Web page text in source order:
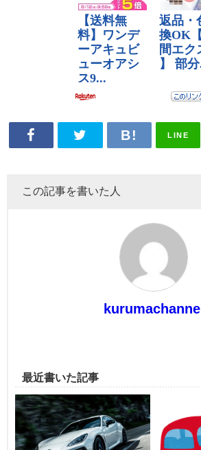
LINE
この記事を書いた人
kurumachannel
最近書いた記事